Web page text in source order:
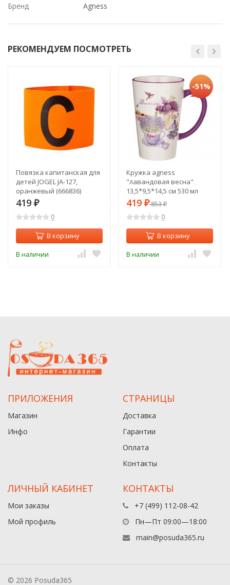
Бренд
Agness
РЕКОМЕНДУЕМ ПОСМОТРЕТЬ
Повязка капитанская для
детей JOGEL JA-127,
оранжевый (666836)
419 ₽
0
В корзину
В наличии
-51%
Кружка agness
"лавандовая весна"
13,5*9,5*14,5 см 530 мл
Agness (358-1719)
419 ₽853₽
0
В корзину
В наличии
ПРИЛОЖЕНИЯ
Магазин
Инфо
СТРАНИЦЫ
Доставка
Гарантии
Оплата
Контакты
ЛИЧНЫЙ КАБИНЕТ
Мои заказы
Мой профиль
КОНТАКТЫ
+7 (499) 112-08-42
Пн—Пт 09:00—18:00
main@posuda365.ru
© 2026 Posuda365